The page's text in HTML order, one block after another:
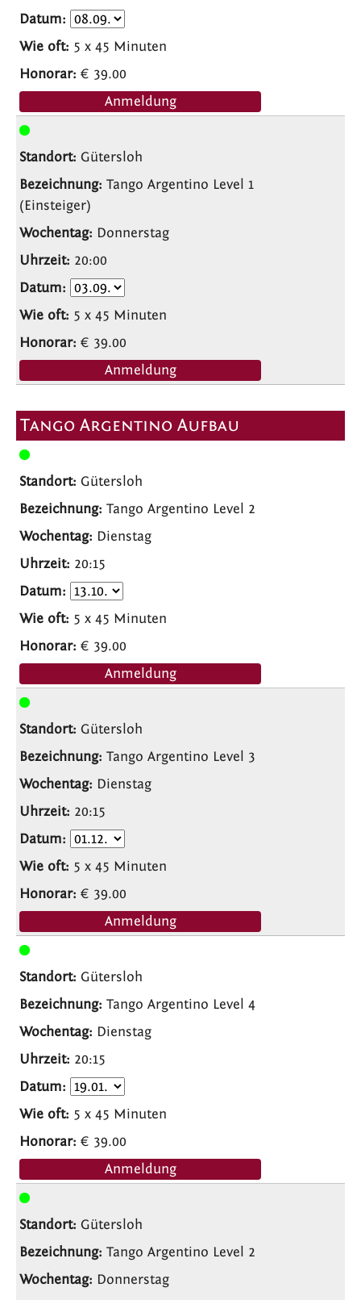
5 x 45 Minuten
€ 39.00
Anmeldung
Gütersloh
Tango Argentino Level 1
(Einsteiger)
Donnerstag
20:00
5 x 45 Minuten
€ 39.00
Anmeldung
Tango Argentino Aufbau
Gütersloh
Tango Argentino Level 2
Dienstag
20:15
5 x 45 Minuten
€ 39.00
Anmeldung
Gütersloh
Tango Argentino Level 3
Dienstag
20:15
5 x 45 Minuten
€ 39.00
Anmeldung
Gütersloh
Tango Argentino Level 4
Dienstag
20:15
5 x 45 Minuten
€ 39.00
Anmeldung
Gütersloh
Tango Argentino Level 2
Donnerstag